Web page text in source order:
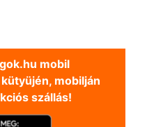
mobil
mobilján
szállás!